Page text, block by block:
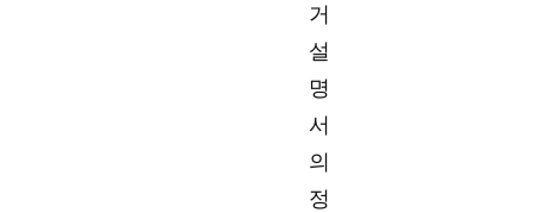
거
설
명
서
의
정